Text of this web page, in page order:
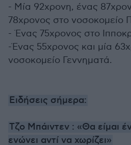
- Μία 92χρονη, ένας
78χρονος στο νοσοκομείο
- Ένας 75χρονος στο
-Ένας 55χρονος και μία
νοσοκομείο Γεννηματά.
Ειδήσεις σήμερα:
Τζο Μπάιντεν : «Θα είμαι
ενώνει αντί να χωρίζει»